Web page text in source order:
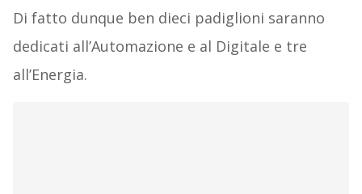
Di fatto dunque ben dieci padiglioni saranno
dedicati all’Automazione e al Digitale e tre
all’Energia.